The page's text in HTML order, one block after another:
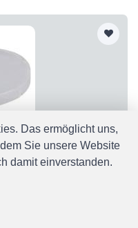
weiß T22RRWS
Das ermöglicht uns,
Sie unsere Website
damit einverstanden.